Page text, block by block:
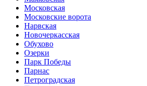
Московская
Московские ворота
Нарвская
Новочеркасская
Обухово
Озерки
Парк Победы
Парнас
Петроградская